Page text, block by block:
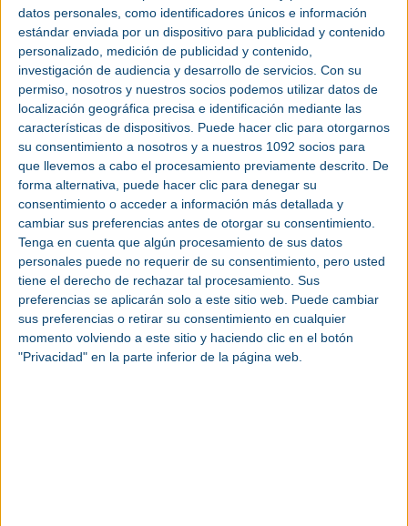
datos personales, como identificadores únicos e información
estándar enviada por un dispositivo para publicidad y contenido
personalizado, medición de publicidad y contenido,
investigación de audiencia y desarrollo de servicios. Con su
permiso, nosotros y nuestros socios podemos utilizar datos de
localización geográfica precisa e identificación mediante las
características de dispositivos. Puede hacer clic para otorgarnos
su consentimiento a nosotros y a nuestros 1092 socios para
que llevemos a cabo el procesamiento previamente descrito. De
forma alternativa, puede hacer clic para denegar su
consentimiento o acceder a información más detallada y
cambiar sus preferencias antes de otorgar su consentimiento.
Tenga en cuenta que algún procesamiento de sus datos
personales puede no requerir de su consentimiento, pero usted
tiene el derecho de rechazar tal procesamiento. Sus
preferencias se aplicarán solo a este sitio web. Puede cambiar
sus preferencias o retirar su consentimiento en cualquier
momento volviendo a este sitio y haciendo clic en el botón
"Privacidad" en la parte inferior de la página web.
industria, a medida que muchos fabricantes están
pasando de la experimentación a un despliegue
más amplio de las capacidades digitales. Cada vez
menos organizaciones están operando en modo
piloto, mientras que son más las que afirman estar
usando activamente tecnologías de fabricación
inteligente para apoyar las operaciones diarias.
El estudio determinó que el 90% de los fabricantes
afirman actualmente que la transformación digital
es esencial para mantener la competitividad, lo que
refleja su evolución hasta convertirse en un
requisito empresarial básico.
“En el sector, los fabricantes se enfrentan a una
complejidad y una presión mayores que en
cualquier otro momento de la última década»,
señaló Blake Moret, presidente y CEO de Rockwell
Automation. «Lo que destaca en el estudio de este